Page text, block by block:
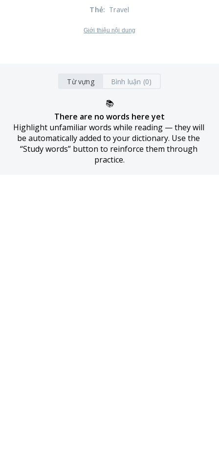
Thẻ: Travel
Giới thiệu nội dung
Từ vựng Bình luận (0)
📚
There are no words here yet
Highlight unfamiliar words while reading — they will
be automatically added to your dictionary. Use the
“Study words” button to reinforce them through
practice.